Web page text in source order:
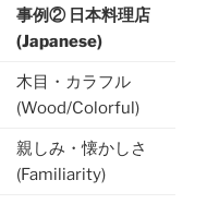
事例② 日本料理店
(Japanese)
木目・カラフル
(Wood/Colorful)
親しみ・懐かしさ
(Familiarity)